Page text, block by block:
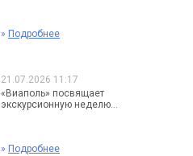
» Подробнее
21.07.2026 11:17
«Виаполь» посвящает
экскурсионную неделю...
» Подробнее